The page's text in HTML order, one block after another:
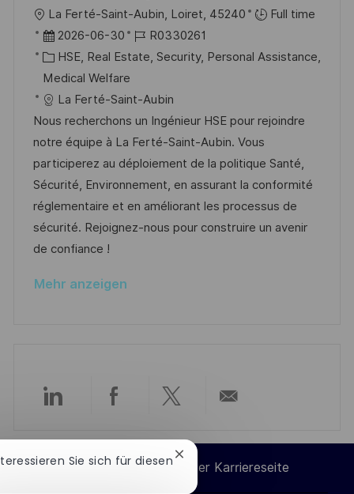
f
e
n
t
i
c
h
u
n
g
O
r
t
La Ferté-Saint-Aubin, Loiret, 45240
Full time
D
a
t
u
m
d
e
r
V
e
r
f
c
h
2026-06-30
J
o
-
I
D
R0330261
K
a
t
e
g
o
r
i
e
HSE, Real Estate, Security, Personal Assistance,
Medical Welfare
La Ferté-Saint-Aubin
Nous recherchons un Ingénieur HSE pour rejoindre
notre équipe à La Ferté-Saint-Aubin. Vous
participerez au déploiement de la politique Santé,
Sécurité, Environnement, en assurant la conformité
réglementaire et en améliorant les processus de
sécurité. Rejoignez-nous pour construire un avenir
de confiance !
Mehr anzeigen
Über
LinkedIn
Über
Facebook
Über
Twitter
teilen
E-
Mail
Cookie-Einstellungen der Karriereseite
Sie sich für diesen Chatbot-
Benachrichtigung
schließen